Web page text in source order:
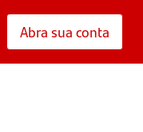
Abra sua conta